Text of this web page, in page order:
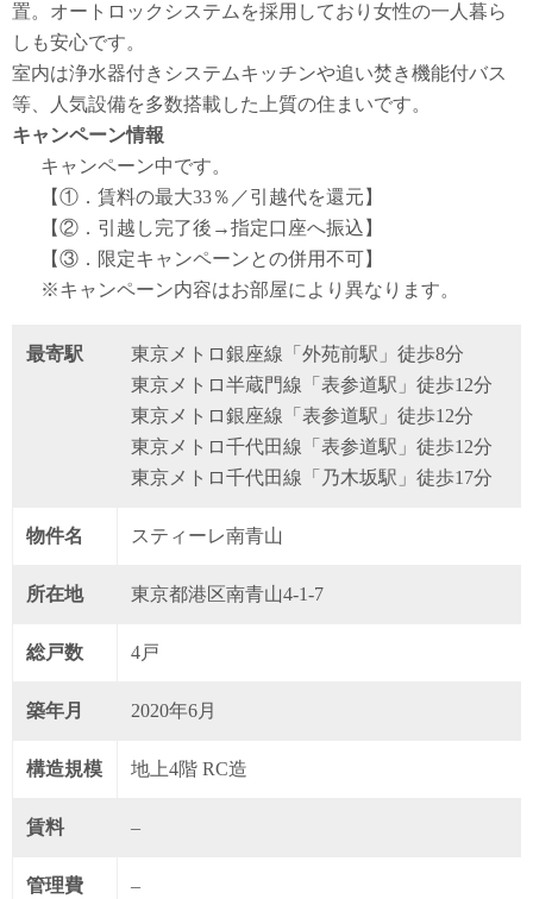
置。オートロックシステムを採用しており女性の一人暮ら
しも安心です。
室内は浄水器付きシステムキッチンや追い焚き機能付バス
等、人気設備を多数搭載した上質の住まいです。
キャンペーン情報
キャンペーン中です。
【①．賃料の最大33％／引越代を還元】
【②．引越し完了後→指定口座へ振込】
【③．限定キャンペーンとの併用不可】
※キャンペーン内容はお部屋により異なります。
最寄駅
東京メトロ銀座線「外苑前駅」徒歩8分
東京メトロ半蔵門線「表参道駅」徒歩12分
東京メトロ銀座線「表参道駅」徒歩12分
東京メトロ千代田線「表参道駅」徒歩12分
東京メトロ千代田線「乃木坂駅」徒歩17分
物件名 スティーレ南青山
所在地 東京都港区南青山4-1-7
総戸数 4戸
築年月 2020年6月
構造規模 地上4階 RC造
賃料 –
管理費 –